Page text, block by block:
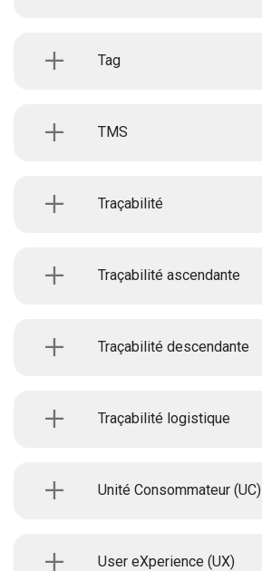
Tag
TMS
Traçabilité
Traçabilité ascendante
Traçabilité descendante
Traçabilité logistique
Unité Consommateur (UC)
User eXperience (UX)